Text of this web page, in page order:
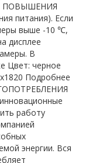
ПОВЫШЕНИЯ
питания). Если
выше -10 ℃,
дисплее
В
Цвет: черное
Подробнее
работу
энергии. Вся